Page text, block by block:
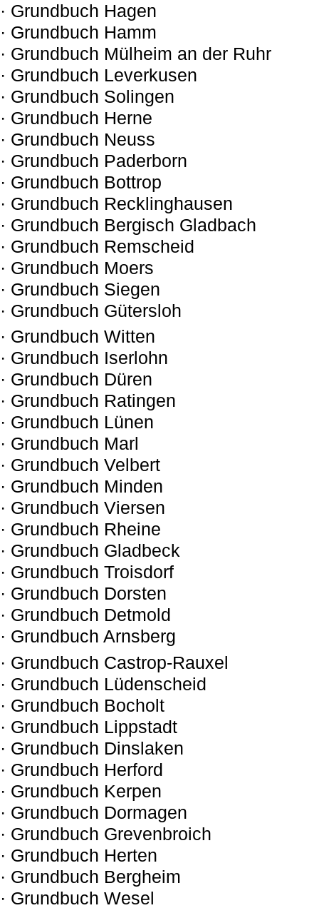
· Grundbuch Hagen
· Grundbuch Hamm
· Grundbuch Mülheim an der Ruhr
· Grundbuch Leverkusen
· Grundbuch Solingen
· Grundbuch Herne
· Grundbuch Neuss
· Grundbuch Paderborn
· Grundbuch Bottrop
· Grundbuch Recklinghausen
· Grundbuch Bergisch Gladbach
· Grundbuch Remscheid
· Grundbuch Moers
· Grundbuch Siegen
· Grundbuch Gütersloh
· Grundbuch Witten
· Grundbuch Iserlohn
· Grundbuch Düren
· Grundbuch Ratingen
· Grundbuch Lünen
· Grundbuch Marl
· Grundbuch Velbert
· Grundbuch Minden
· Grundbuch Viersen
· Grundbuch Rheine
· Grundbuch Gladbeck
· Grundbuch Troisdorf
· Grundbuch Dorsten
· Grundbuch Detmold
· Grundbuch Arnsberg
· Grundbuch Castrop-Rauxel
· Grundbuch Lüdenscheid
· Grundbuch Bocholt
· Grundbuch Lippstadt
· Grundbuch Dinslaken
· Grundbuch Herford
· Grundbuch Kerpen
· Grundbuch Dormagen
· Grundbuch Grevenbroich
· Grundbuch Herten
· Grundbuch Bergheim
· Grundbuch Wesel